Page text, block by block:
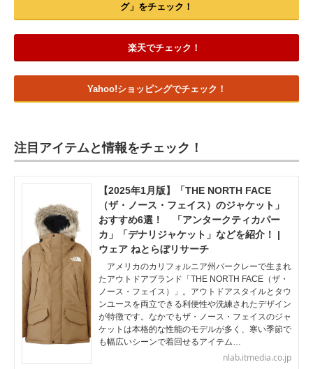
グ」をチェック！
楽天でチェック！
Yahoo!ショッピングでチェック！
注目アイテムと情報をチェック！
【2025年1月版】「THE NORTH FACE
（ザ・ノース・フェイス）のジャケット」
おすすめ6選！ 「アンタークティカパー
カ」「デナリジャケット」などを紹介！ |
ウェア ねとらぼリサーチ
アメリカのカリフォルニア州バークレーで生まれ
たアウトドアブランド「THE NORTH FACE（ザ・
ノース・フェイス）」。アウトドアスタイルとタウ
ンユースを両立できる利便性や洗練されたデザイン
が特徴です。なかでもザ・ノース・フェイスのジャ
ケットは本格的な性能のモデルが多く、寒い季節で
も幅広いシーンで着回せるアイテム…
nlab.itmedia.co.jp